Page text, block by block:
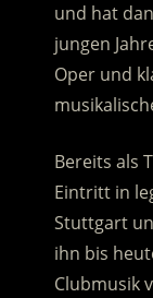
und hat
jungen
Oper und
Bereits als
Eintritt in
Stuttgart
ihn bis
Clubmusik